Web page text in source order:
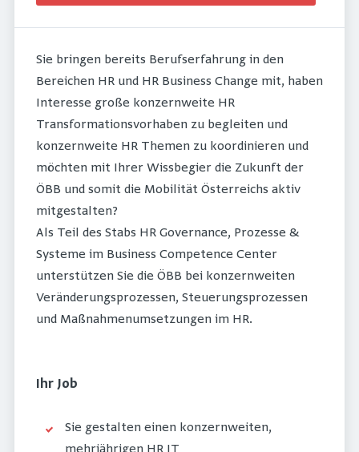
Sie bringen bereits Berufserfahrung in den
Bereichen HR und HR Business Change mit, haben
Interesse große konzernweite HR
Transformationsvorhaben zu begleiten und
konzernweite HR Themen zu koordinieren und
möchten mit Ihrer Wissbegier die Zukunft der
ÖBB und somit die Mobilität Österreichs aktiv
mitgestalten?
Als Teil des Stabs HR Governance, Prozesse &
Systeme im Business Competence Center
unterstützen Sie die ÖBB bei konzernweiten
Veränderungsprozessen, Steuerungsprozessen
und Maßnahmenumsetzungen im HR.
Ihr Job
Sie gestalten einen konzernweiten,